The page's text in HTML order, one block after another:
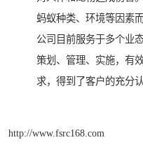
蚂蚁种类、环境等因素
公司目前服务于多个业
策划、管理、实施，有
求，得到了客户的充分认
http://www.fsrc168.com